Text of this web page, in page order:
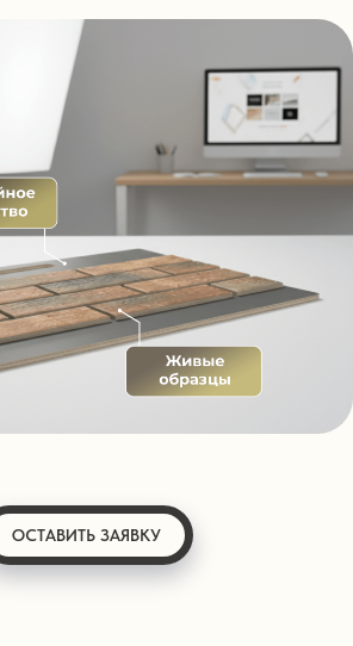
ОСТАВИТЬ ЗАЯВКУ